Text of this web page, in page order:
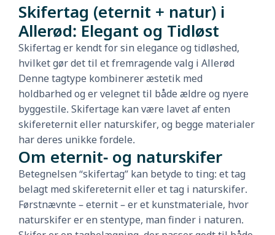
Skifertag (eternit + natur) i
Allerød: Elegant og Tidløst
Skifertag er kendt for sin elegance og tidløshed,
hvilket gør det til et fremragende valg i Allerød
Denne tagtype kombinerer æstetik med
holdbarhed og er velegnet til både ældre og nyere
byggestile. Skifertage kan være lavet af enten
skifereternit eller naturskifer, og begge materialer
har deres unikke fordele.
Om eternit- og naturskifer
Betegnelsen “skifertag” kan betyde to ting: et tag
belagt med skifereternit eller et tag i naturskifer.
Førstnævnte – eternit – er et kunstmateriale, hvor
naturskifer er en stentype, man finder i naturen.